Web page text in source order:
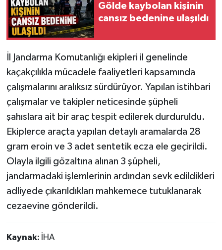
Gölde kaybolan kişinin
cansız bedenine ulaşıldı
İl Jandarma Komutanlığı ekipleri il genelinde
kaçakçılıkla mücadele faaliyetleri kapsamında
çalışmalarını aralıksız sürdürüyor. Yapılan istihbari
çalışmalar ve takipler neticesinde şüpheli
şahıslara ait bir araç tespit edilerek durduruldu.
Ekiplerce araçta yapılan detaylı aramalarda 28
gram eroin ve 3 adet sentetik ecza ele geçirildi.
Olayla ilgili gözaltına alınan 3 şüpheli,
jandarmadaki işlemlerinin ardından sevk edildikleri
adliyede çıkarıldıkları mahkemece tutuklanarak
cezaevine gönderildi.
Kaynak: İHA